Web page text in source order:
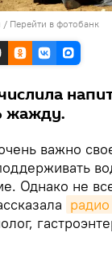
/ Перейти в фотобанк
жажду.
важно
Однако не